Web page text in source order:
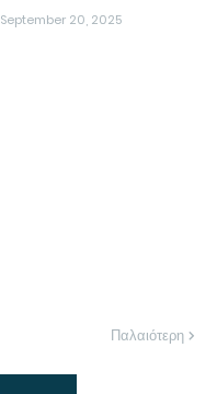
September 20, 2025
Παλαιότερη